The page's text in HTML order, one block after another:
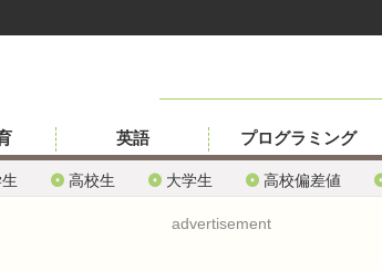
高校生 大学生 高校偏差値
英語 プログラミング
advertisement